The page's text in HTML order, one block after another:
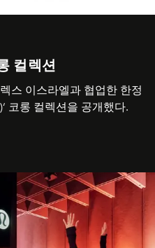
컬렉션
스 이스라엘과 협업한 한정
코롱 컬렉션을 공개했다.